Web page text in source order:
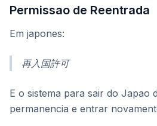
Permissao de Reentrada
Em japones:
再入国許可
E o sistema para sair do Japao
permanencia e entrar